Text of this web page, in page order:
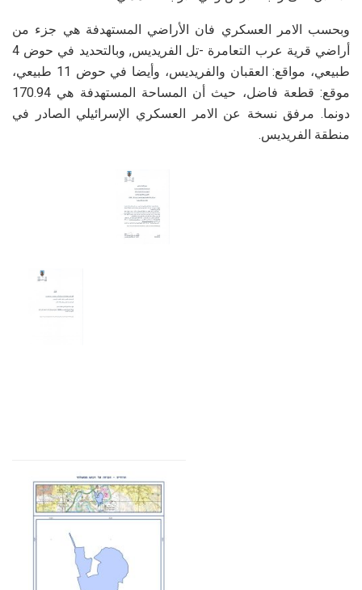
وبحسب الامر العسكري فان الأراضي المستهدفة هي جزء من
أراضي قرية عرب التعامرة -تل الفريديس, وبالتحديد في حوض 4
طبيعي، مواقع: العقبان والفريديس، وأيضا في حوض 11 طبيعي،
موقع: قطعة فاضل، حيث أن المساحة المستهدفة هي 170.94
دونما. مرفق نسخة عن الامر العسكري الإسرائيلي الصادر في
منطقة الفريديس.